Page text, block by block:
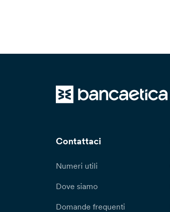
Contattaci
Numeri utili
Dove siamo
Domande frequenti